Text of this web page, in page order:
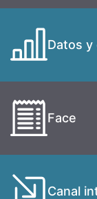
Datos y
Face
Canal